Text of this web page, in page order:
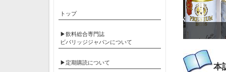
本
トップ
▶飲料総合専門誌
ビバリッジジャパンについて
▶定期購読について